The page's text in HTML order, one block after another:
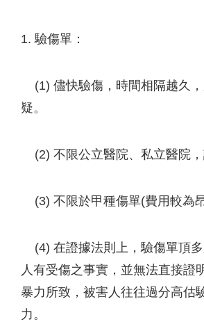
1. 驗傷單：
(1) 儘快驗傷，時間相隔越久
疑。
(2) 不限公立醫院、私立醫院，
(3) 不限於甲種傷單(費用較為昂
(4) 在證據法則上，驗傷單頂
人有受傷之事實，並無法直接證
暴力所致，被害人往往過分高估
力。